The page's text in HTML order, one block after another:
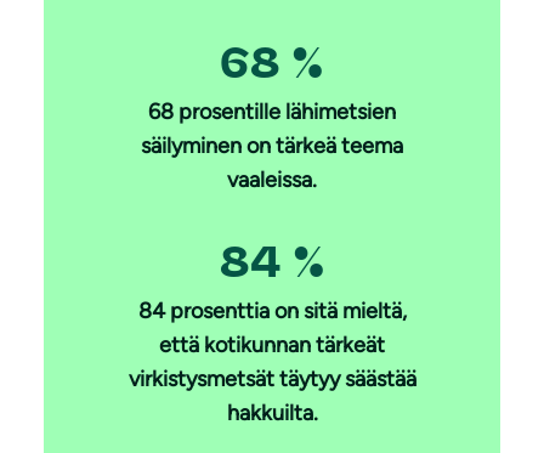
68 %
68 prosentille lähimetsien
säilyminen on tärkeä teema
vaaleissa.
84 %
84 prosenttia on sitä mieltä,
että kotikunnan tärkeät
virkistysmetsät täytyy säästää
hakkuilta.